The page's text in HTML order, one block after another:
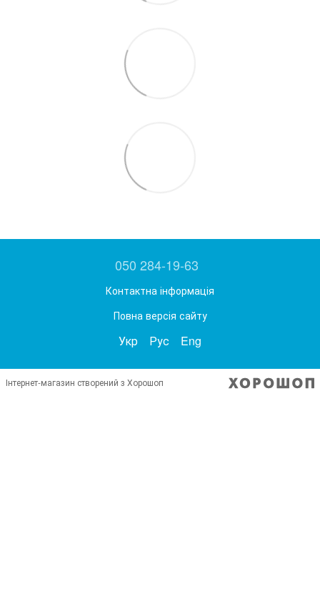
050 284-19-63
Контактна інформація
Повна версія сайту
Укр Рус Eng
Інтернет-магазин створений з Хорошоп